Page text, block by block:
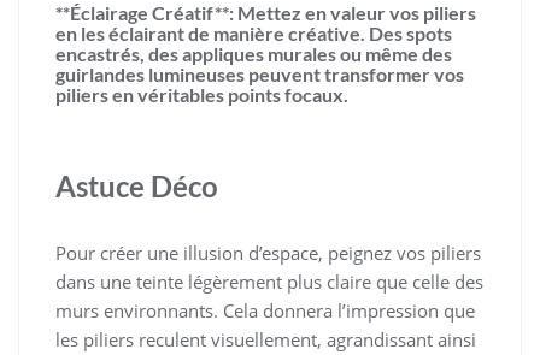
**Éclairage Créatif**: Mettez en valeur vos piliers
en les éclairant de manière créative. Des spots
encastrés, des appliques murales ou même des
guirlandes lumineuses peuvent transformer vos
piliers en véritables points focaux.
Astuce Déco
Pour créer une illusion d’espace, peignez vos piliers
dans une teinte légèrement plus claire que celle des
murs environnants. Cela donnera l’impression que
les piliers reculent visuellement, agrandissant ainsi